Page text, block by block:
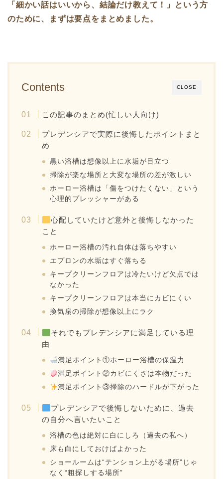
「細かい話はいいから、結論だけ教えて！」という方
のために、まずは要点をまとめました。
CLOSE
Contents
この記事のまとめ(忙しい人向け)
プレデンシアで実際に後悔したポイントまと
め
黒い浴槽は想像以上に水垢が目立つ
掃除が楽な場所と大変な場所の差が激しい
ホーロー浴槽は「傷をつけたくない」という
心理的プレッシャーがある
心配していたけど意外と後悔しなかった
こと
ホーロー浴槽の汚れ自体は落ちやすい
エプロンの水垢はすぐ落ちる
キープクリーンフロアは冷たいけど欠点では
なかった
キープクリーンフロアは本当にカビにくい
換気扇の掃除が想像以上にラク
それでもプレデンシアに満足している理
由
満足ポイント①ホーロー浴槽の保温力
満足ポイント②カビにくさは本物だった
満足ポイント③掃除のハードルが下がった
プレデンシアで後悔しないために、過去
の自分へ言いたいこと
浴槽の色は絶対に白にしろ（過去の私へ）
床も白にしておけばよかった
ショールームは“テンション上がる場所”じゃ
なく“粗探しする場所”